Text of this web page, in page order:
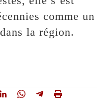
comme un
la région.